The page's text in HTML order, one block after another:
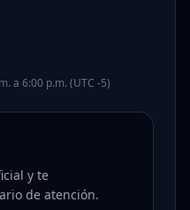
a 6:00 p.m. (UTC -5)
y te
de atención.